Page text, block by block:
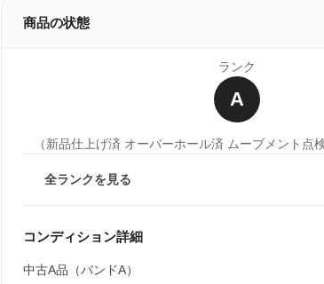
商品の状態
ランク
A
（新品仕上げ済 オーバーホール済 ムーブメント点検
全ランクを見る
コンディション詳細
中古A品（バンドA）